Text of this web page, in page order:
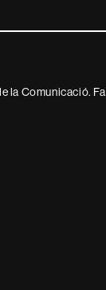
la Comunicació.